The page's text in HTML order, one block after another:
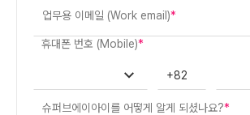
업무용 이메일 (Work email)*
휴대폰 번호 (Mobile)*
+82
슈퍼브에이아이를 어떻게 알게 되셨나요?*